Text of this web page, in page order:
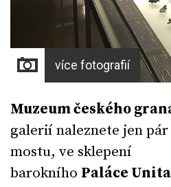
více fotografií
Muzeum českého
galerií naleznete jen
mostu, ve sklepení
barokního Paláce